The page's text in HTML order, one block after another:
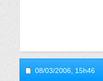
08/03/2006, 15h46